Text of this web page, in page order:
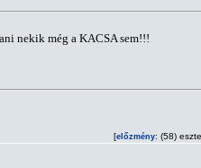
nekik még a KACSA sem!!!
[előzmény: (58)